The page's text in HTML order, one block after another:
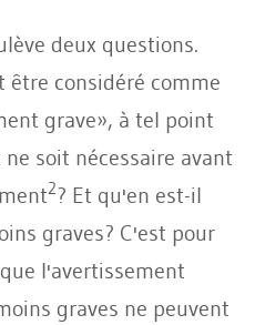
deux questions.
considéré comme
grave», à tel point
soit nécessaire avant
2? Et qu'en est-il
graves? C'est pour
l'avertissement
graves ne peuvent